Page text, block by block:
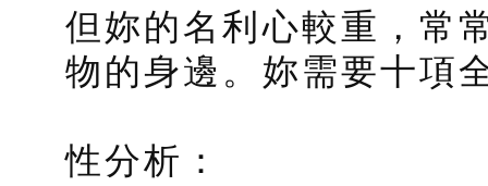
但妳的名利心較重，常
物的身邊。妳需要十項
性分析：